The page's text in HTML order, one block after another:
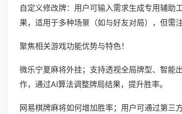
自定义修改牌：用户可输入需求生成专用辅助
果，适用于多种场景（如与好友对局），但需
聚焦相关游戏功能优势与特色！
微乐宁夏麻将外挂；支持透视全局牌型、智能
作，通过AI算法调整牌局结果，提升胜率。
网易棋牌麻将如何增加胜率；用户可通过第三